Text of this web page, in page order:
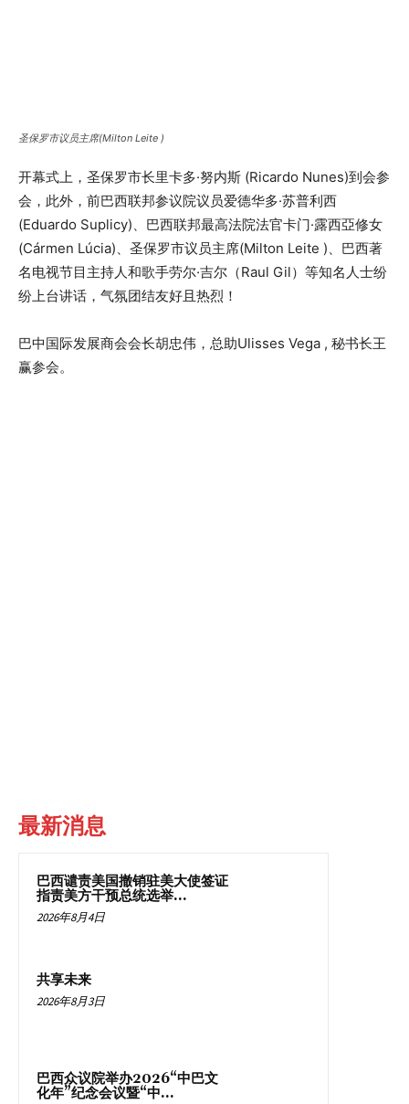
圣保罗市议员主席(Milton Leite )
开幕式上，圣保罗市长里卡多·努内斯 (Ricardo Nunes)到会参
会，此外，前巴西联邦参议院议员爱德华多·苏普利西
(Eduardo Suplicy)、巴西联邦最高法院法官卡门·露西亞修女
(Cármen Lúcia)、圣保罗市议员主席(Milton Leite )、巴西著
名电视节目主持人和歌手劳尔·吉尔（Raul Gil）等知名人士纷
纷上台讲话，气氛团结友好且热烈！
巴中国际发展商会会长胡忠伟，总助Ulisses Vega , 秘书长王
赢参会。
最新消息
巴西谴责美国撤销驻美大使签证
指责美方干预总统选举...
2026年8月4日
共享未来
2026年8月3日
巴西众议院举办2026“中巴文
化年”纪念会议暨“中...